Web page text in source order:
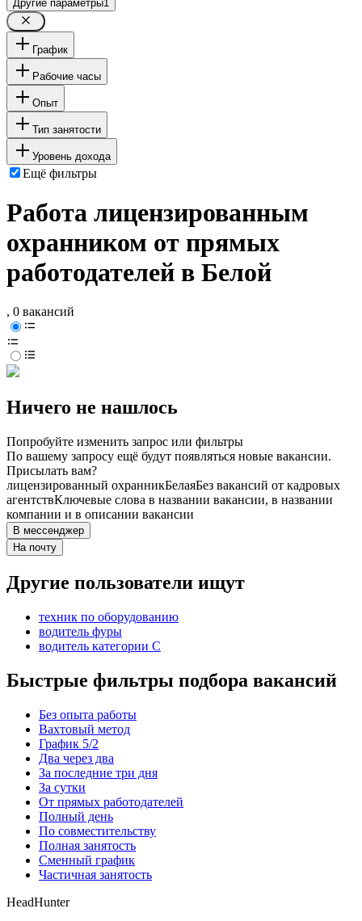
Другие параметры1
График
Рабочие часы
Опыт
Тип занятости
Уровень дохода
Ещё фильтры
Работа лицензированным
охранником от прямых
работодателей в Белой
, 0 вакансий
Ничего не нашлось
Попробуйте изменить запрос или фильтры
По вашему запросу ещё будут появляться новые вакансии.
Присылать вам?
лицензированный охранникБелаяБез вакансий от кадровых
агентствКлючевые слова в названии вакансии, в названии
компании и в описании вакансии
В мессенджер
На почту
Другие пользователи ищут
техник по оборудованию
водитель фуры
водитель категории C
Быстрые фильтры подбора вакансий
Без опыта работы
Вахтовый метод
График 5/2
Два через два
За последние три дня
За сутки
От прямых работодателей
Полный день
По совместительству
Полная занятость
Сменный график
Частичная занятость
HeadHunter